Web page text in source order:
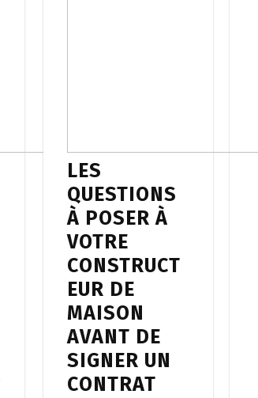
LES
QUESTIONS
À POSER À
VOTRE
CONSTRUCT
EUR DE
MAISON
AVANT DE
SIGNER UN
CONTRAT